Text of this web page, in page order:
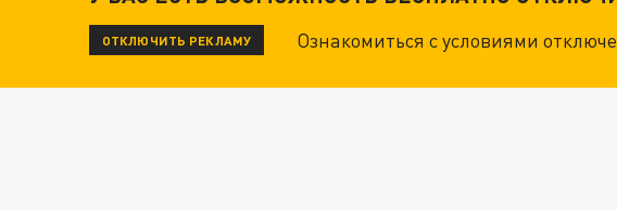
ТЕХНОФАШИСТЫ XXI ВЕКА
ОТКЛЮЧИТЬ РЕКЛАМУ Ознакомиться с условиями